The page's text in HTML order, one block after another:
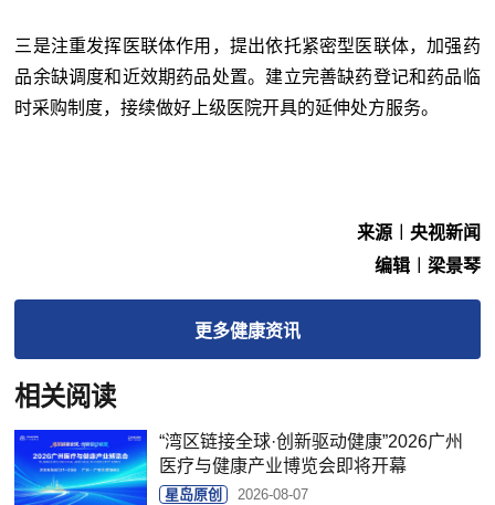
三是注重发挥医联体作用，提出依托紧密型医联体，加强药
品余缺调度和近效期药品处置。建立完善缺药登记和药品临
时采购制度，接续做好上级医院开具的延伸处方服务。
来源︱央视新闻
编辑︱梁景琴
更多健康资讯
相关阅读
“湾区链接全球·创新驱动健康”2026广州
医疗与健康产业博览会即将开幕
星岛原创 2026-08-07